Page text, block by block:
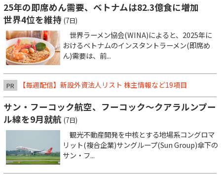
25年の即席めん需要、ベトナムは82.3億食に増加
世界4位を維持 (7日)
世界ラーメン協会(WINA)によると、2025年に
おけるベトナムのインスタントラーメン(即席め
ん)需要は、前...
PR 【毎週配信】新設外資法人リスト 株主情報など19項目
サン・フーコック航空、フーコック～クアラルンプー
ル線を9月就航 (7日)
観光不動産開発を中核とする地場系コングロマ
リット(複合企業)サングループ(Sun Group)傘下の
サン・フ...